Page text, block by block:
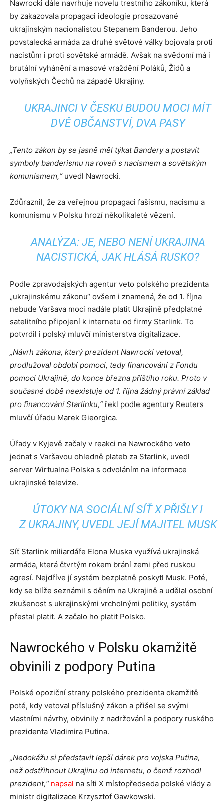
Nawrocki dále navrhuje novelu trestního zákoníku, která
by zakazovala propagaci ideologie prosazované
ukrajinským nacionalistou Stepanem Banderou. Jeho
povstalecká armáda za druhé světové války bojovala proti
nacistům i proti sovětské armádě. Avšak na svědomí má i
brutální vyhánění a masové vraždění Poláků, Židů a
volyňských Čechů na západě Ukrajiny.
UKRAJINCI V ČESKU BUDOU MOCI MÍT
DVĚ OBČANSTVÍ, DVA PASY
„Tento zákon by se jasně měl týkat Bandery a postavit
symboly banderismu na roveň s nacismem a sovětským
komunismem,“uvedl Nawrocki.
Zdůraznil, že za veřejnou propagaci fašismu, nacismu a
komunismu v Polsku hrozí několikaleté vězení.
ANALÝZA: JE, NEBO NENÍ UKRAJINA
NACISTICKÁ, JAK HLÁSÁ RUSKO?
Podle zpravodajských agentur veto polského prezidenta
„ukrajinskému zákonu“ ovšem i znamená, že od 1. října
nebude Varšava moci nadále platit Ukrajině předplatné
satelitního připojení k internetu od firmy Starlink. To
potvrdil i polský mluvčí ministerstva digitalizace.
„Návrh zákona, který prezident Nawrocki vetoval,
prodlužoval období pomoci, tedy financování z Fondu
pomoci Ukrajině, do konce března příštího roku. Proto v
současné době neexistuje od 1. října žádný právní základ
pro financování Starlinku,“ řekl podle agentury Reuters
mluvčí úřadu Marek Gieorgica.
Úřady v Kyjevě začaly v reakci na Nawrockého veto
jednat s Varšavou ohledně plateb za Starlink, uvedl
server Wirtualna Polska s odvoláním na informace
ukrajinské televize.
ÚTOKY NA SOCIÁLNÍ SÍŤ X PŘIŠLY I
Z UKRAJINY, UVEDL JEJÍ MAJITEL MUSK
Síť Starlink miliardáře Elona Muska využívá ukrajinská
armáda, která čtvrtým rokem brání zemi před ruskou
agresí. Nejdříve jí systém bezplatně poskytl Musk. Poté,
kdy se blíže seznámil s děním na Ukrajině a udělal osobní
zkušenost s ukrajinskými vrcholnými politiky, systém
přestal platit. A začalo ho platit Polsko.
Nawrockého v Polsku okamžitě
obvinili z podpory Putina
Polské opoziční strany polského prezidenta okamžitě
poté, kdy vetoval příslušný zákon a přišel se svými
vlastními návrhy, obvinily z nadržování a podpory ruského
prezidenta Vladimira Putina.
„Nedokážu si představit lepší dárek pro vojska Putina,
než odstřihnout Ukrajinu od internetu, o čemž rozhodl
prezident,“ napsal na síti X místopředseda polské vlády a
ministr digitalizace Krzysztof Gawkowski.